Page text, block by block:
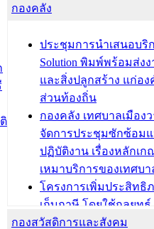
ความเรียบร้อยของสถา
องคมนตรี
สำนักทะเบียนท้องถิ่นเ
วารินชำราบ ดำเนินกา
บ้าน ทร.14 และบัตรประ
ประชาชนบุคคลประเภ
ได้รับการเพิ่มชื่อในทะ
(ท.ร.14) กรณีคนไม่มีสั
อนุญาตให้มีถิ่นที่อยู่
ประชุมคณะกรรมการป
ควบคุมภายในของ สำ
โรงเรียน/ศูนย์พัฒนาเด็
กองคลัง
ประชุมการนำเสนอบริก
Solution พิมพ์พร้อมส่ง
และสิ่งปลูกสร้าง แก่อ
ส่วนท้องถิ่น
กองคลัง เทศบาลเมือง
จัดการประชุมซักซ้อม
ปฏิบัติงาน เรื่องหลักเก
เหมาบริการของเทศบา
โครงการเพิ่มประสิทธิ
เก็บภาษี โดยใช้กลยุทธ์
พัฒนาการจัดเก็บรายได้
กองสวัสดิการและสังคม